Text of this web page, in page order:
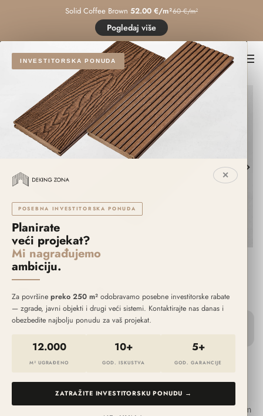
INVESTITORSKA PONUDA
✕
POSEBNA INVESTITORSKA PONUDA
Planirate
veći projekat?
Mi nagrađujemo
ambiciju.
Za površine preko 250 m² odobravamo posebne investitorske rabate
— zgrade, javni objekti i drugi veći sistemi. Kontaktirajte nas danas i
obezbedite najbolju ponudu za vaš projekat.
12.000
M² UGRAĐENO
10+
GOD. ISKUSTVA
5+
GOD. GARANCIJE
ZATRAŽITE INVESTITORSKU PONUDU →
Click to enlarge
PROFESSIONAL
Ultra Mix Teak
44.00€
Dimenzije
150mm x 25mm x 2900mm
Solid Coffee Brown 52.00 €/m²60 €/m²
Pogledaj više